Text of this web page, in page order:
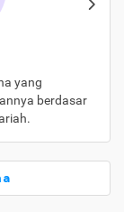
yang
berdasar